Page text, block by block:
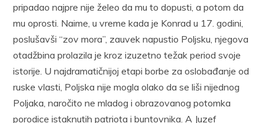
pripadao najpre nije želeo da mu to dopusti, a potom da
mu oprosti. Naime, u vreme kada je Konrad u 17. godini,
poslušavši “zov mora”, zauvek napustio Poljsku, njegova
otadžbina prolazila je kroz izuzetno težak period svoje
istorije. U najdramatičnijoj etapi borbe za oslobađanje od
ruske vlasti, Poljska nije mogla olako da se liši nijednog
Poljaka, naročito ne mladog i obrazovanog potomka
porodice istaknutih patriota i buntovnika. A Juzef